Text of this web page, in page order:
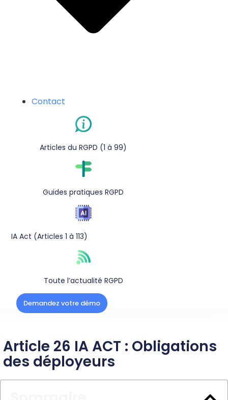
Contact
Articles du RGPD (1 à 99)
Guides pratiques RGPD
IA Act (Articles 1 à 113)
Toute l’actualité RGPD
Demandez votre démo
Article 26 IA ACT : Obligations
des déployeurs